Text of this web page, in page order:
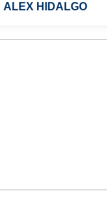
ALEX HIDALGO